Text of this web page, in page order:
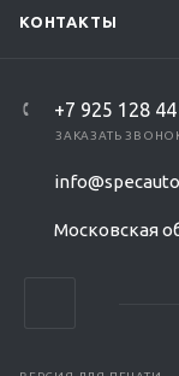
КОНТАКТЫ
+7 925 128
ЗАКАЗАТЬ
Московская